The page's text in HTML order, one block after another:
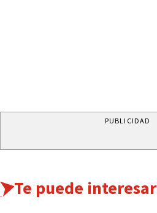
PUBLICIDAD
Te puede interesar